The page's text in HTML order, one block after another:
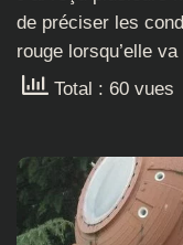
de préciser les
rouge lorsqu’elle
Total : 60 vues